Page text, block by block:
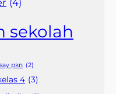
(4)
sekolah
pkn (2)
4 (3)